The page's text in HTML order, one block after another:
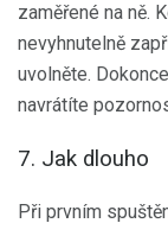
zaměřené na ně.
nevyhnutelně
uvolněte.
navrátíte
7. Jak dlouho
Při prvním